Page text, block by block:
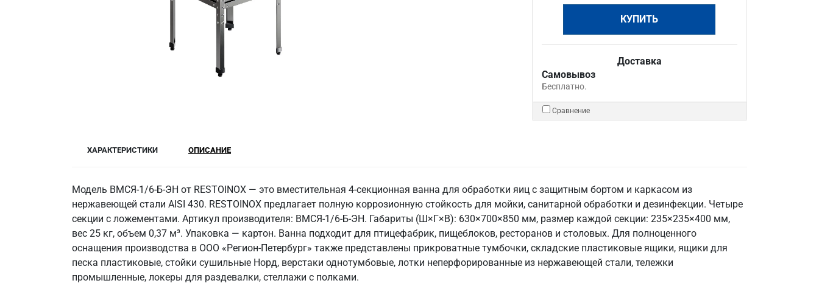
КУПИТЬ
Доставка
Самовывоз
Бесплатно.
Сравнение
ХАРАКТЕРИСТИКИ ОПИСАНИЕ
Модель ВМСЯ-1/6-Б-ЭН от RESTOINOX — это вместительная 4-секционная ванна для обработки яиц с защитным бортом и каркасом из
нержавеющей стали AISI 430. RESTOINOX предлагает полную коррозионную стойкость для мойки, санитарной обработки и дезинфекции. Четыре
секции с ложементами. Артикул производителя: ВМСЯ-1/6-Б-ЭН. Габариты (Ш×Г×В): 630×700×850 мм, размер каждой секции: 235×235×400 мм,
вес 25 кг, объем 0,37 м³. Упаковка — картон. Ванна подходит для птицефабрик, пищеблоков, ресторанов и столовых. Для полноценного
оснащения производства в ООО «Регион-Петербург» также представлены прикроватные тумбочки, складские пластиковые ящики, ящики для
песка пластиковые, стойки сушильные Норд, верстаки однотумбовые, лотки неперфорированные из нержавеющей стали, тележки
промышленные, локеры для раздевалки, стеллажи с полками.